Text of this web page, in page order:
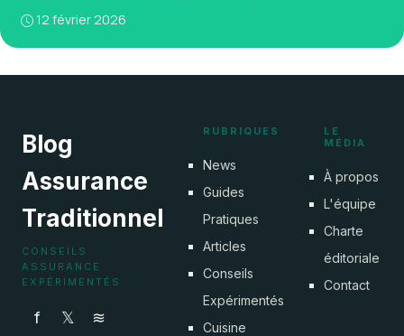
12 février 2026
Blog
Assurance
Traditionnel
CONSEILS
ASSURANCE
EXPÉRIMENTÉS
f 𝕏 ≋
RUBRIQUES
News
Guides
Pratiques
Articles
Conseils
Expérimentés
Cuisine
LE
MÉDIA
À propos
L'équipe
Charte
éditoriale
Contact